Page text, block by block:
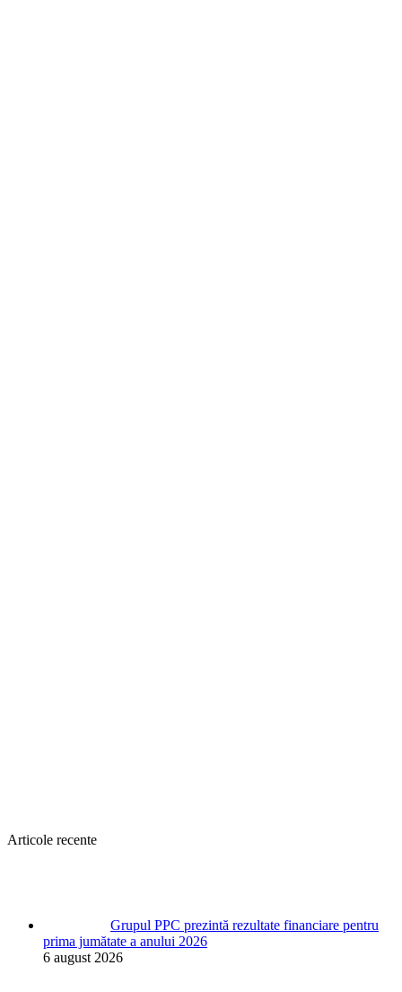
Articole recente
Grupul PPC prezintă rezultate financiare pentru
prima jumătate a anului 2026
6 august 2026